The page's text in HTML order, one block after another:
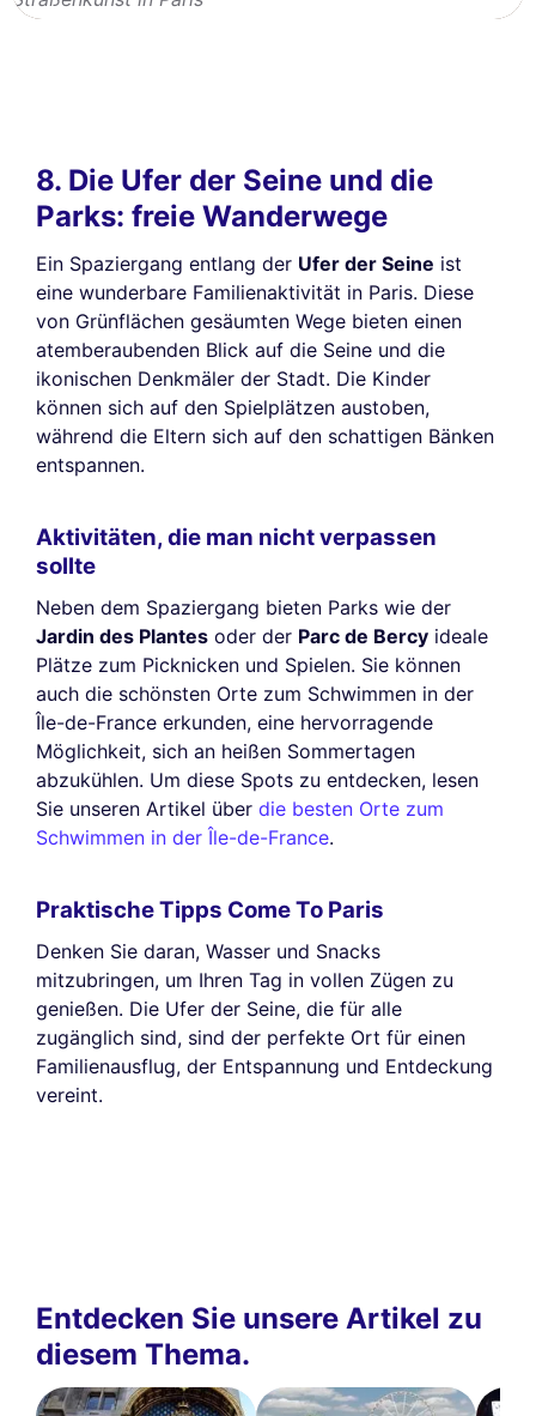
8. Die Ufer der Seine und die
Parks: freie Wanderwege
Ein Spaziergang entlang der Ufer der Seine ist
eine wunderbare Familienaktivität in Paris. Diese
von Grünflächen gesäumten Wege bieten einen
atemberaubenden Blick auf die Seine und die
ikonischen Denkmäler der Stadt. Die Kinder
können sich auf den Spielplätzen austoben,
während die Eltern sich auf den schattigen Bänken
entspannen.
Aktivitäten, die man nicht verpassen
sollte
Neben dem Spaziergang bieten Parks wie der
Jardin des Plantes oder der Parc de Bercy ideale
Plätze zum Picknicken und Spielen. Sie können
auch die schönsten Orte zum Schwimmen in der
Île-de-France erkunden, eine hervorragende
Möglichkeit, sich an heißen Sommertagen
abzukühlen. Um diese Spots zu entdecken, lesen
Sie unseren Artikel über die besten Orte zum
Schwimmen in der Île-de-France.
Praktische Tipps Come To Paris
Denken Sie daran, Wasser und Snacks
mitzubringen, um Ihren Tag in vollen Zügen zu
genießen. Die Ufer der Seine, die für alle
zugänglich sind, sind der perfekte Ort für einen
Familienausflug, der Entspannung und Entdeckung
vereint.
Entdecken Sie unsere Artikel zu
diesem Thema.